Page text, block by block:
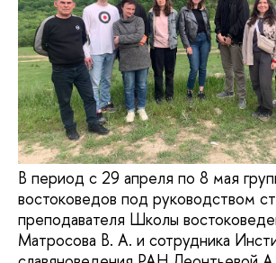
В период с 29 апреля по 8 мая
востоковедов под руководством
преподавателя Школы
Матросова В. А. и сотрудника